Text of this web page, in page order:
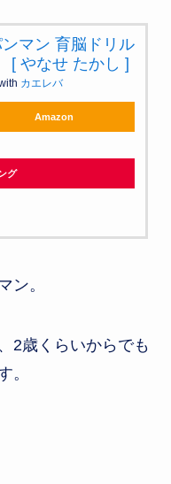
マン 育脳ドリル
[ やなせ たかし ]
カエレバ
Amazon
グ
ン。
2歳くらいからでも
。